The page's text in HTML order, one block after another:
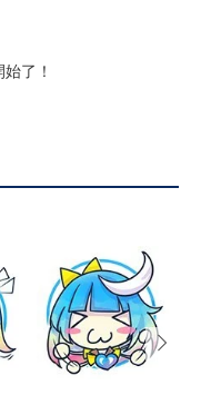
了！
next